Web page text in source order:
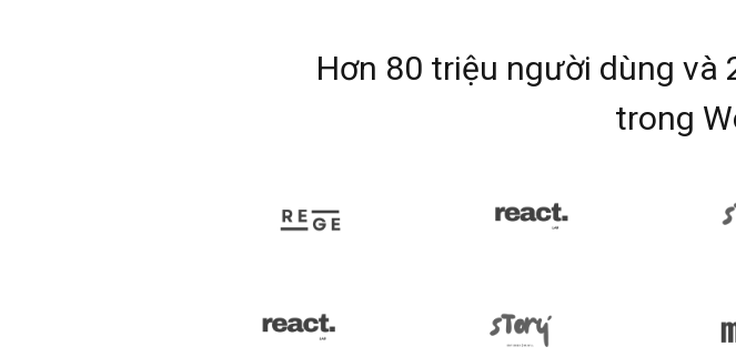
Hơn 80 triệu người dùng
trong